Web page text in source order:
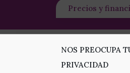
NOS PREOCUPA
PRIVACIDAD
Precios y
Técnicas